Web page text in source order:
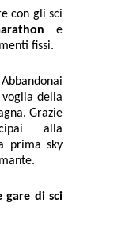
con gli sci
e
fissi.
della
Grazie
alla
prima sky
gare di sci